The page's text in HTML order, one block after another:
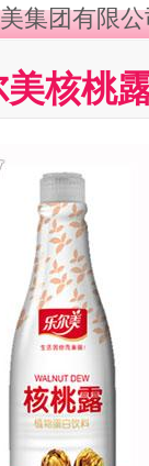
集团有限
美核桃